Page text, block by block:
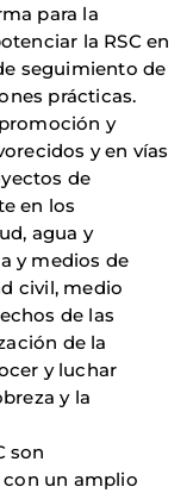
para la
la RSC en
seguimiento de
prácticas.
y
y en vías
de
en los
agua y
y medios de
civil, medio
de las
de la
y luchar
y la
son
con un amplio